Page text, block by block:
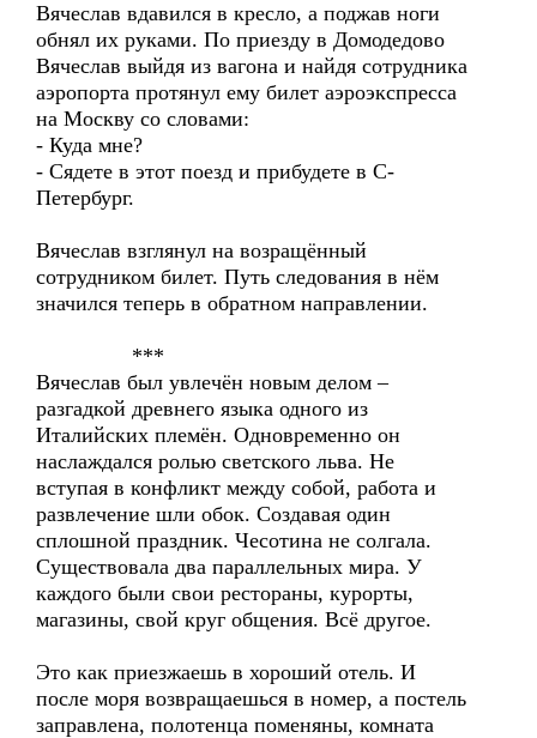
Вячеслав вдавился в кресло, а поджав ноги
обнял их руками. По приезду в Домодедово
Вячеслав выйдя из вагона и найдя сотрудника
аэропорта протянул ему билет аэроэкспресса
на Москву со словами:
- Куда мне?
- Сядете в этот поезд и прибудете в С-
Петербург.
Вячеслав взглянул на возращённый
сотрудником билет. Путь следования в нём
значился теперь в обратном направлении.
***
Вячеслав был увлечён новым делом –
разгадкой древнего языка одного из
Италийских племён. Одновременно он
наслаждался ролью светского льва. Не
вступая в конфликт между собой, работа и
развлечение шли обок. Создавая один
сплошной праздник. Чесотина не солгала.
Существовала два параллельных мира. У
каждого были свои рестораны, курорты,
магазины, свой круг общения. Всё другое.
Это как приезжаешь в хороший отель. И
после моря возвращаешься в номер, а постель
заправлена, полотенца поменяны, комната